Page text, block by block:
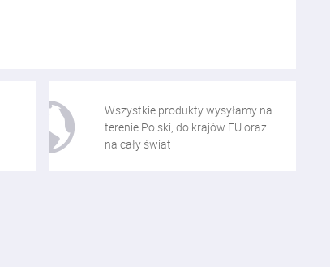
Wszystkie produkty wysyłamy na
terenie Polski, do krajów EU oraz
na cały świat